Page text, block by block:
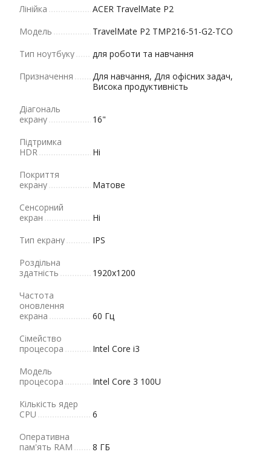
Лінійка
ACER TravelMate P2
Модель
TravelMate P2 TMP216-51-G2-TCO
Тип ноутбуку
для роботи та навчання
Призначення
Для навчання, Для офісних задач,
Висока продуктивність
Діагональ
екрану
16"
Підтримка
HDR
Ні
Покриття
екрану
Матове
Сенсорний
екран
Ні
Тип екрану
IPS
Роздільна
здатність
1920x1200
Частота
оновлення
екрана
60 Гц
Сімейство
процесора
Intel Core i3
Модель
процесора
Intel Core 3 100U
Кількість ядер
CPU
6
Оперативна
пам'ять RAM
8 ГБ